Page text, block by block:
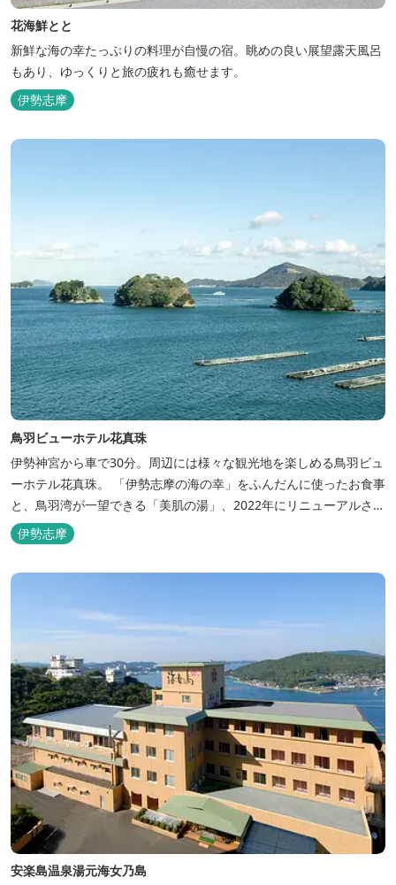
花海鮮とと
新鮮な海の幸たっぷりの料理が自慢の宿。眺めの良い展望露天風呂
もあり、ゆっくりと旅の疲れも癒せます。
伊勢志摩
鳥羽ビューホテル花真珠
伊勢神宮から車で30分。周辺には様々な観光地を楽しめる鳥羽ビュ
ーホテル花真珠。 「伊勢志摩の海の幸」をふんだんに使ったお食事
と、鳥羽湾が一望できる「美肌の湯」、2022年にリニューアルされ
た客室で、五感から体と心を癒やします。 【お部屋】 近年リニュ
ーアルした過ごしやすいお部屋で、親子3世代で楽しめるお部屋に
伊勢志摩
安楽島温泉湯元海女乃島